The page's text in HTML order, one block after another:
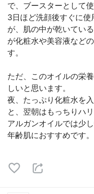
で、ブースターとして
3日ほど洗顔後すぐに
が、肌の中が乾いてい
が化粧水や美容液など
す。
ただ、このオイルの栄
しいと思います。
夜、たっぷり化粧水を
と、翌朝はもっちりハ
アルガンオイルでは少
年齢肌におすすめです。